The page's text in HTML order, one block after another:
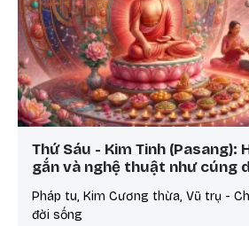
Thứ Sáu - Kim Tinh (Pasang):
gắn và nghệ thuật như cúng
Pháp tu, Kim Cương thừa, Vũ trụ -
đời sống